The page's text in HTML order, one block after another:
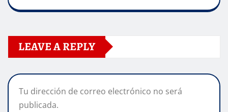
LEAVE A REPLY
Tu dirección de correo electrónico no será
publicada.